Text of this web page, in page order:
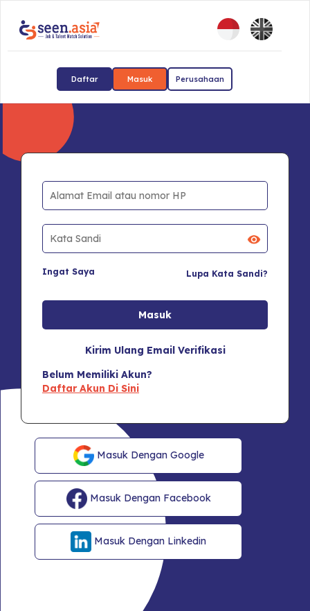
Daftar Masuk Perusahaan
Ingat Saya Lupa Kata Sandi?
Kirim Ulang Email Verifikasi
Belum Memiliki Akun?
Daftar Akun Di Sini
Masuk Dengan Google
Masuk Dengan Facebook
Masuk Dengan Linkedin